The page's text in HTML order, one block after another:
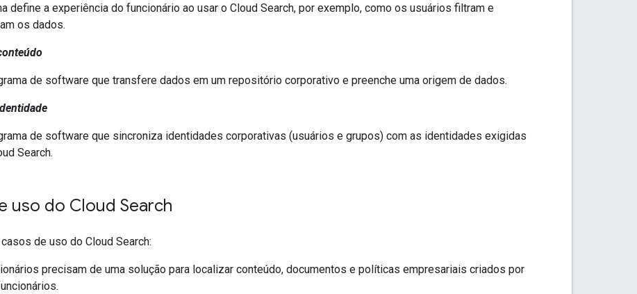
define a experiência do funcionário ao usar o Cloud Search, por exemplo, como os usuários filtram e
os dados.
de software que transfere dados em um repositório corporativo e preenche uma origem de dados.
de software que sincroniza identidades corporativas (usuários e grupos) com as identidades exigidas
Search.
uso do Cloud Search
casos de uso do Cloud Search:
precisam de uma solução para localizar conteúdo, documentos e políticas empresariais criados por